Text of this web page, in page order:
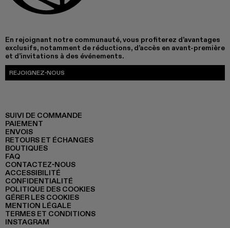
En rejoignant notre communauté, vous profiterez d’avantages
exclusifs, notamment de réductions, d’accès en avant-première
et d’invitations à des événements.
REJOIGNEZ-NOUS
SUIVI DE COMMANDE
PAIEMENT
ENVOIS
RETOURS ET ÉCHANGES
BOUTIQUES
FAQ
CONTACTEZ-NOUS
ACCESSIBILITÉ
CONFIDENTIALITÉ
POLITIQUE DES COOKIES
GÉRER LES COOKIES
MENTION LÉGALE
TERMES ET CONDITIONS
INSTAGRAM